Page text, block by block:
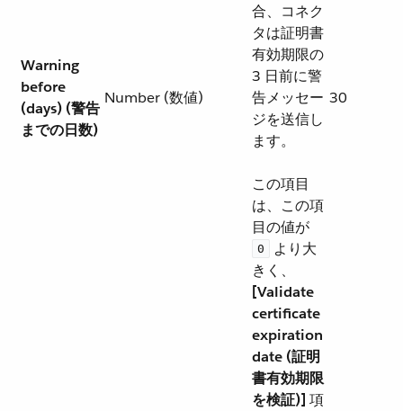
Warning
before
(days) (警告
までの日数)
Number (数値)
合、コネク
タは証明書
有効期限の
3 日前に警
告メッセー
ジを送信し
ます。
この項目
は、この項
目の値が ​
0
​ より大
きく、​
[Validate
certificate
expiration
date (証明
書有効期限
を検証)] ​ 項
30